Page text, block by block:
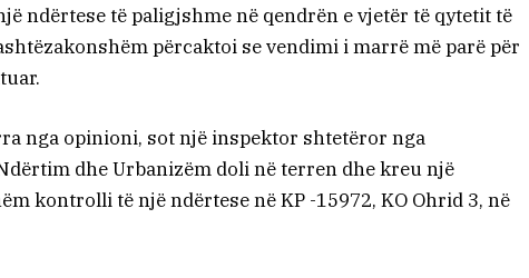
ndërtese të paligjshme në qendrën e vjetër të qytetit të
përcaktoi se vendimi i marrë më parë për
nga opinioni, sot një inspektor shtetëror nga
dhe Urbanizëm doli në terren dhe kreu një
kontrolli të një ndërtese në KP -15972, KO Ohrid 3, në